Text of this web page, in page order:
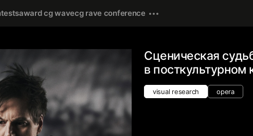
award cg wavecg rave conference
Сценическая
в посткультурном
visual research opera